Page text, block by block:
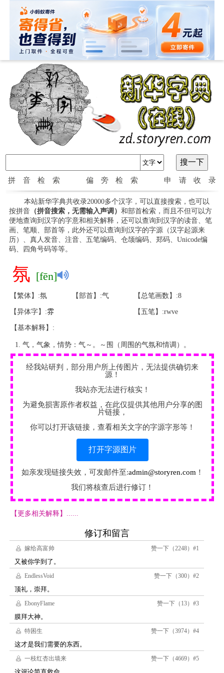
拼音检索 偏旁检索 申请收录
本站新华字典共收录20000多个汉字，可以直接搜索，也可以
按拼音（拼音搜索，无需输入声调） 和部首检索，而且不但可以方
便地查询到汉字的字意和相关解释，还可以查询到汉字的读音、笔
画、笔顺、部首等，此外还可以查询到汉字的字源（汉字起源来
历）、真人发音、注音、五笔编码、仓颉编码、郑码、Unicode编
码、四角号码等等。
氛 [fēn]
【繁体】:氛 【部首】:气 【总笔画数】:8
【异体字】:雰 【五笔】:rwve
【基本解释】:
气，气象，情势：气～。～围（周围的气氛和情调）。
经我站研判，部分用户所上传图片，无法提供确切来
源！
我站亦无法进行核实！
为避免损害原作者权益，在此仅提供其他用户分享的图
片链接，
你可以打开该链接，查看相关文字的字源字形等！
打开字源图片
如亲发现链接失效，可发邮件至:admin@storyren.com ！
我们将核查后进行修订！
【更多相关解释】......